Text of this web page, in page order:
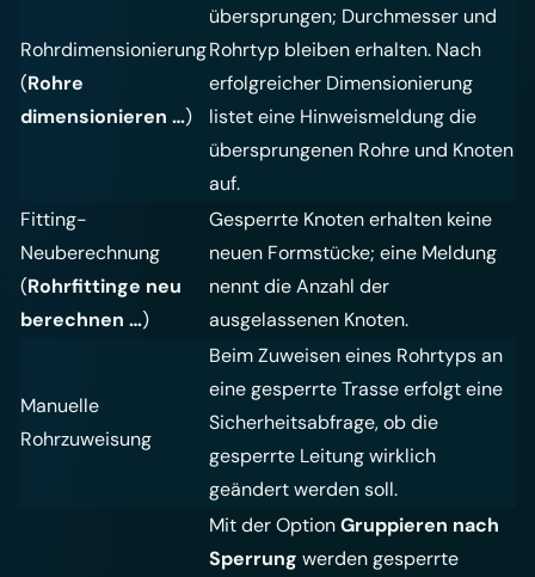
Rohrdimensionierung
(Rohre
dimensionieren …)
übersprungen; Durchmesser und
Rohrtyp bleiben erhalten. Nach
erfolgreicher Dimensionierung
listet eine Hinweismeldung die
übersprungenen Rohre und Knoten
auf.
Fitting-
Neuberechnung
(Rohrfittinge neu
berechnen …)
Gesperrte Knoten erhalten keine
neuen Formstücke; eine Meldung
nennt die Anzahl der
ausgelassenen Knoten.
Manuelle
Rohrzuweisung
Beim Zuweisen eines Rohrtyps an
eine gesperrte Trasse erfolgt eine
Sicherheitsabfrage, ob die
gesperrte Leitung wirklich
geändert werden soll.
Mit der OptionGruppieren nach
Sperrung werden gesperrte